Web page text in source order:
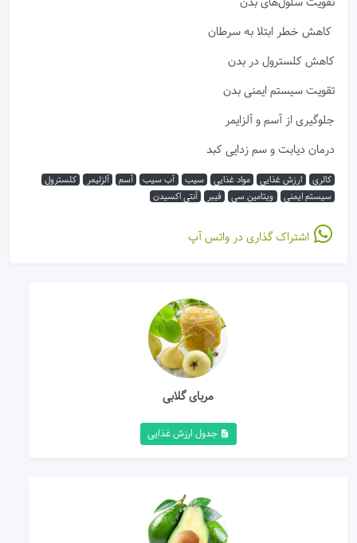
کاهش خطر ابتلا به سرطان
کاهش کلسترول در بدن
تقویت سیستم ایمنی بدن
جلوگیری از آسم و آلزایمر
درمان دیابت و سم زدایی کبد
کالری ارزش غذایی مواد غذایی سیب آب سیب آسم آلزلیمر
کلسترول
سیستم ایمنی
ویتامین سی فیبر آنتی اکسیدن
اشتراک گذاری در واتس آپ
مربای گلابی
جدول ارزش غذایی